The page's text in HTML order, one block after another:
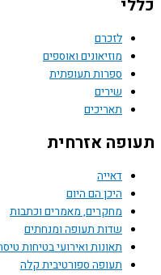
לזכרם
מוזיאונים ואוספים
ספרות תעופתית
שירים
תאריכים
אזרחית
דאייה
היכן הם היום
מחקרים, מאמרים וכתבות
שדות תעופה ומנחתים
תאונות ואירועי בטיחות טיסה
תעופה ספורטיבית קלה